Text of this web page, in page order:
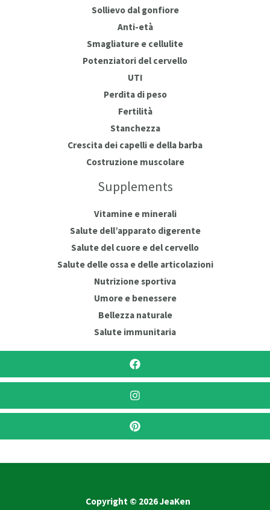
Sollievo dal gonfiore
Anti-età
Smagliature e cellulite
Potenziatori del cervello
UTI
Perdita di peso
Fertilità
Stanchezza
Crescita dei capelli e della barba
Costruzione muscolare
Supplements
Vitamine e minerali
Salute dell’apparato digerente
Salute del cuore e del cervello
Salute delle ossa e delle articolazioni
Nutrizione sportiva
Umore e benessere
Bellezza naturale
Salute immunitaria
Copyright © 2026 JeaKen